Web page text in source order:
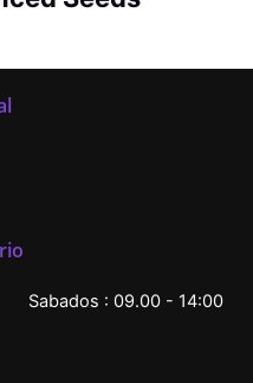
Sabados : 09.00 - 14:00